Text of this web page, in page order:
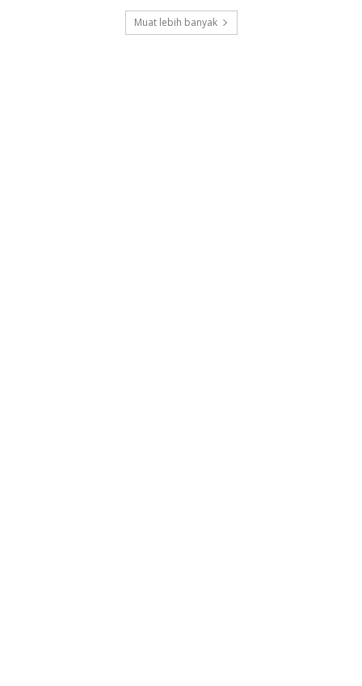
Muat lebih banyak